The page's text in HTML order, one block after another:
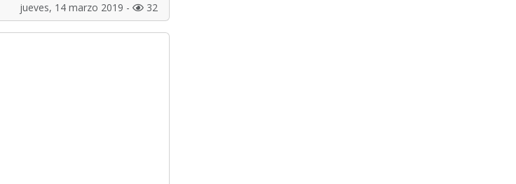
jueves, 14 marzo 2019 - 32